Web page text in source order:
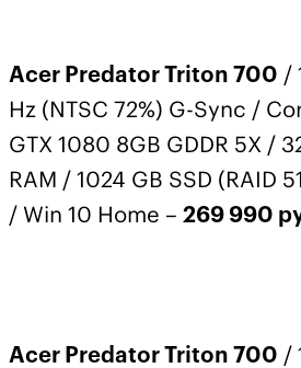
Acer Predator Triton 700 /
Hz (NTSC 72%) G-Sync /
GTX 1080 8GB GDDR 5X /
RAM / 1024 GB SSD (RAID
/ Win 10 Home – 269 990
Acer Predator Triton 700 /